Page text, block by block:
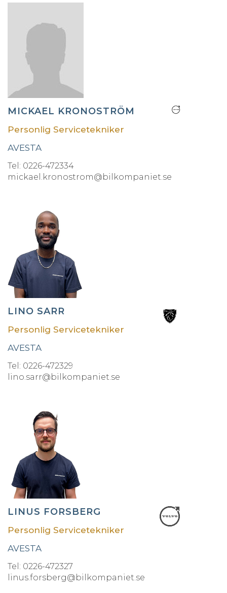
MICKAEL KRONOSTRÖM
Personlig Servicetekniker
AVESTA
Tel: 0226-472334
mickael.kronostrom@bilkompaniet.se
LINO SARR
Personlig Servicetekniker
AVESTA
Tel: 0226-472329
lino.sarr@bilkompaniet.se
LINUS FORSBERG
Personlig Servicetekniker
AVESTA
Tel: 0226-472327
linus.forsberg@bilkompaniet.se